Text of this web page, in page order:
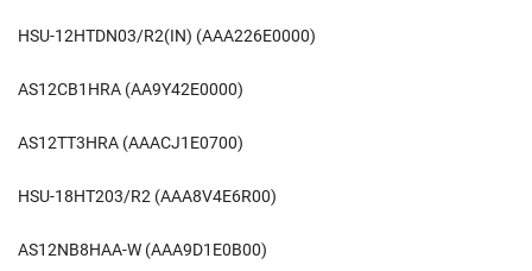
HSU-12HTDN03/R2(IN) (AAA226E0000)
AS12CB1HRA (AA9Y42E0000)
AS12TT3HRA (AAACJ1E0700)
HSU-18HT203/R2 (AAA8V4E6R00)
AS12NB8HAA-W (AAA9D1E0B00)